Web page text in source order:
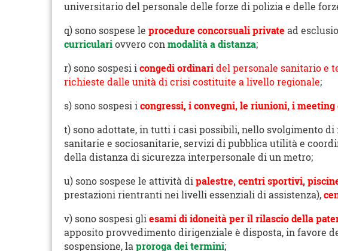
universitario del personale delle forze di polizia e delle
q) sono sospese le procedure concorsuali private ad
curriculari ovvero con modalità a distanza;
r) sono sospesi i congedi ordinari del personale sanitario e
richieste dalle unità di crisi costituite a livello regionale;
s) sono sospesi i congressi, i convegni, le riunioni, i
t) sono adottate, in tutti i casi possibili, nello svolgimento
sanitarie e sociosanitarie, servizi di pubblica utilità e
della distanza di sicurezza interpersonale di un metro;
u) sono sospese le attività di palestre, centri sportivi,
prestazioni rientranti nei livelli essenziali di assistenza),
v) sono sospesi gli esami di idoneità per il rilascio della
apposito provvedimento dirigenziale è disposta, in favore
sospensione, la proroga dei termini;